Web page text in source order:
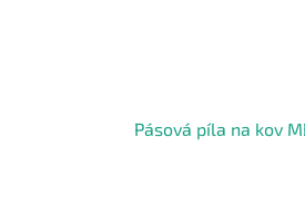
Pásová píla na kov